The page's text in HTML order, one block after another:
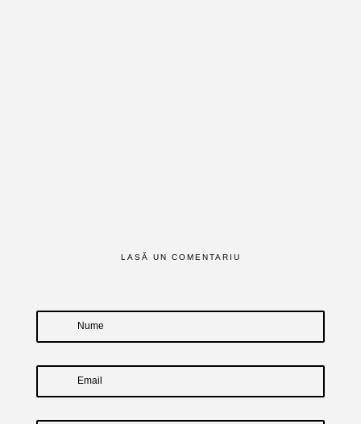
LASĂ UN COMENTARIU
Nume
Email